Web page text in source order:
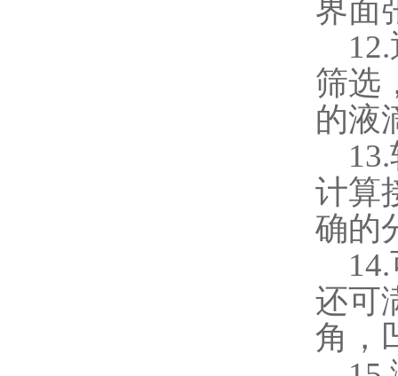
界面
12.
筛选
的液
13.
计算
确的
14.
还可
角，